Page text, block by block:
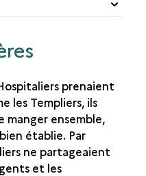
prenaient
les Templiers, ils
manger ensemble,
établie. Par
ne partageaient
et les